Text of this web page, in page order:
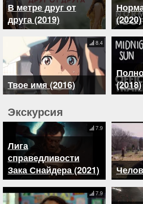
В метре друг от
друга (2019)
(2020)
Твое имя (2016)
8.4
(2018)
Экскурсия
Лига
справедливости
Зака Снайдера (2021)
7.9
7.9